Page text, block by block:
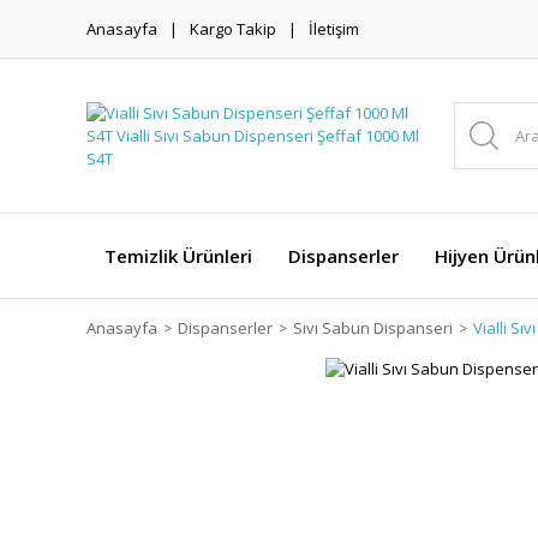
Anasayfa Kargo Takip İletişim
Temizlik Ürünleri Dispanserler Hijyen
Anasayfa Dispanserler Sıvı Sabun Dispanseri Vialli